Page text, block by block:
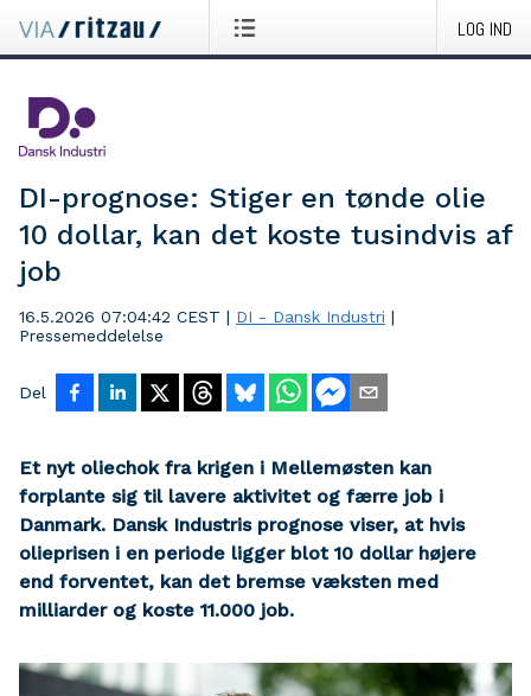
LOG IND
DI-prognose: Stiger en tønde olie
10 dollar, kan det koste tusindvis af
job
16.5.2026 07:04:42 CEST | DI - Dansk Industri |
Pressemeddelelse
Del
Et nyt oliechok fra krigen i Mellemøsten kan
forplante sig til lavere aktivitet og færre job i
Danmark. Dansk Industris prognose viser, at hvis
olieprisen i en periode ligger blot 10 dollar højere
end forventet, kan det bremse væksten med
milliarder og koste 11.000 job.